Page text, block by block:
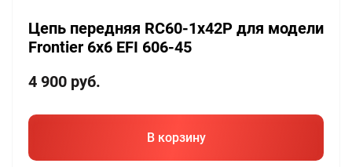
Цепь передняя RC60-1x42P для модели
Frontier 6х6 EFI 606-45
4 900 руб.
В корзину